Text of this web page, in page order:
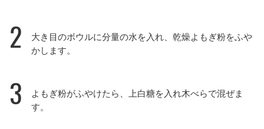
2
大き目のボウルに分量の水を入れ、乾燥よもぎ粉をふや
かします。
3
よもぎ粉がふやけたら、上白糖を入れ木べらで混ぜま
す。